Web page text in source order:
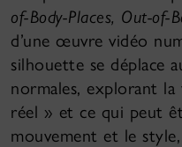
of-Body-Places, Out-of-
d’une œuvre vidéo
silhouette se déplace
normales, explorant
réel » et ce qui peut
mouvement et le